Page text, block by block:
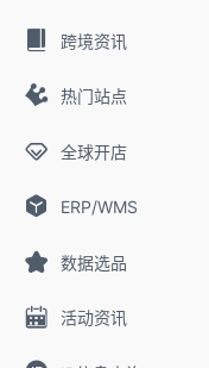
跨境资讯
热门站点
全球开店
ERP/WMS
数据选品
活动资讯